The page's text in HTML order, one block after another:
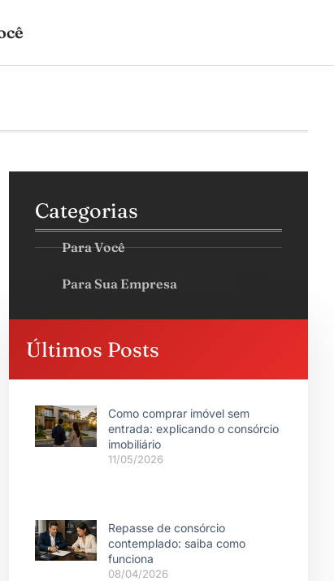
Categorias
Para Você
Para Sua Empresa
Últimos Posts
Como comprar imóvel sem
entrada: explicando o consórcio
imobiliário
11/05/2026
Repasse de consórcio
contemplado: saiba como
funciona
08/04/2026